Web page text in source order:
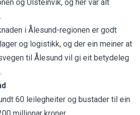
og Ulsteinvik, og her var alt
i Ålesund-regionen er godt
og logistikk, og der ein meiner at
til Ålesund vil gi eit betydeleg
60 leilegheiter og bustader til ein